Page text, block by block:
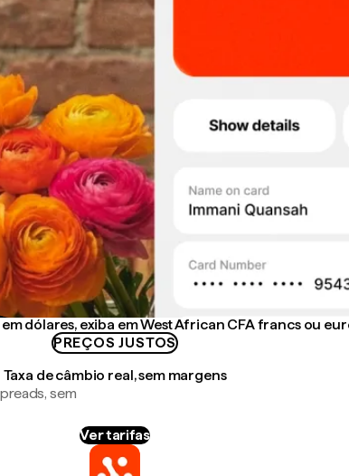
dólares, exiba em West African CFA francs ou
PREÇOS JUSTOS
Taxa de câmbio real, sem margens
sem
Ver tarifas